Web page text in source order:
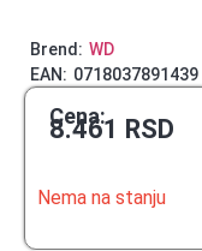
Brend: WD
EAN: 0718037891439
Cena:
8.461 RSD
Nema na stanju